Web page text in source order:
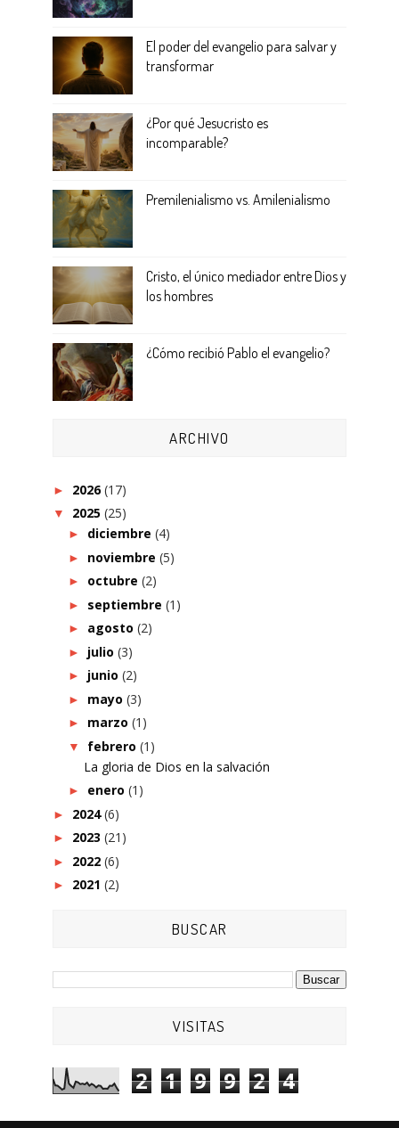
El poder del evangelio para salvar y
transformar
¿Por qué Jesucristo es
incomparable?
Premilenialismo vs. Amilenialismo
Cristo, el único mediador entre Dios y
los hombres
¿Cómo recibió Pablo el evangelio?
ARCHIVO
► 2026(17)
▼ 2025 (25)
► diciembre (4)
► noviembre (5)
► octubre (2)
► septiembre (1)
► agosto (2)
► julio (3)
► junio (2)
► mayo (3)
► marzo (1)
▼ febrero (1)
La gloria de Dios en la salvación
► enero (1)
► 2024(6)
► 2023 (21)
► 2022 (6)
► 2021 (2)
BUSCAR
VISITAS
2 1 9 9 2 4